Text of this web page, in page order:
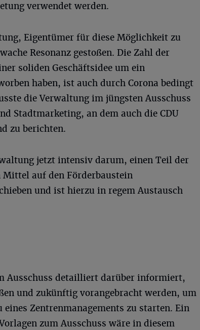
verwendet werden.
Eigentümer für diese Möglichkeit zu
Resonanz gestoßen. Die Zahl der
soliden Geschäftsidee um ein
haben, ist auch durch Corona bedingt
die Verwaltung im jüngsten Ausschuss
Stadtmarketing, an dem auch die CDU
zu berichten.
jetzt intensiv darum, einen Teil der
auf den Förderbaustein
und ist hierzu in regem Austausch
Ausschuss detailliert darüber informiert,
und zukünftig vorangebracht werden, um
Zentrenmanagements zu starten. Ein
zum Ausschuss wäre in diesem